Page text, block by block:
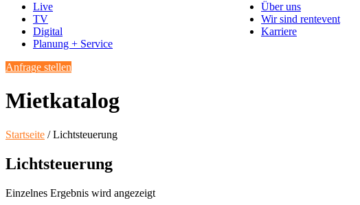
Live
TV
Digital
Planung + Service
Über uns
Wir sind rentevent
Karriere
Anfrage stellen
Mietkatalog
Startseite / Lichtsteuerung
Lichtsteuerung
Einzelnes Ergebnis wird angezeigt